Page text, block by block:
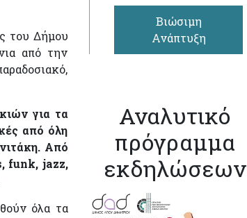
του Δήμου
από την
για τα
από όλη
Από
funk, jazz,
όλα τα
Βιώσιμη
Ανάπτυξη
Αναλυτικό
πρόγραμμα
εκδηλώσεων